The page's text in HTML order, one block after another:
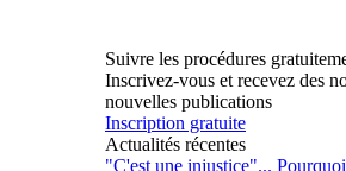
Suivre les procédures
Inscrivez-vous et recevez des
nouvelles publications
Inscription gratuite
Actualités récentes
"C'est une injustice"...